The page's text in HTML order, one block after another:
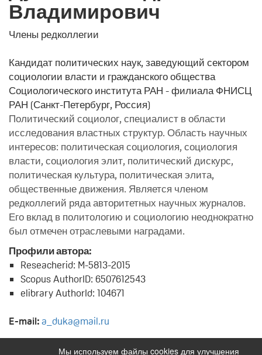
Владимирович
Члены редколлегии
Кандидат политических наук, заведующий сектором
социологии власти и гражданского общества
Социологического института РАН - филиала ФНИСЦ
РАН (Санкт-Петербург, Россия)
Политический социолог, специалист в области
исследования властных структур. Область научных
интересов: политическая социология, социология
власти, социология элит, политический дискурс,
политическая культура, политическая элита,
общественные движения. Является членом
редколлегий ряда авторитетных научных журналов.
Его вклад в политологию и социологию неоднократно
был отмечен отраслевыми наградами.
Профили автора:
Reseacherid: M-5813-2015
Scopus AuthorID: 6507612543
elibrary AuthorId: 104671
E-mail:a_duka@mail.ru
Мы используем файлы cookies для улучшения